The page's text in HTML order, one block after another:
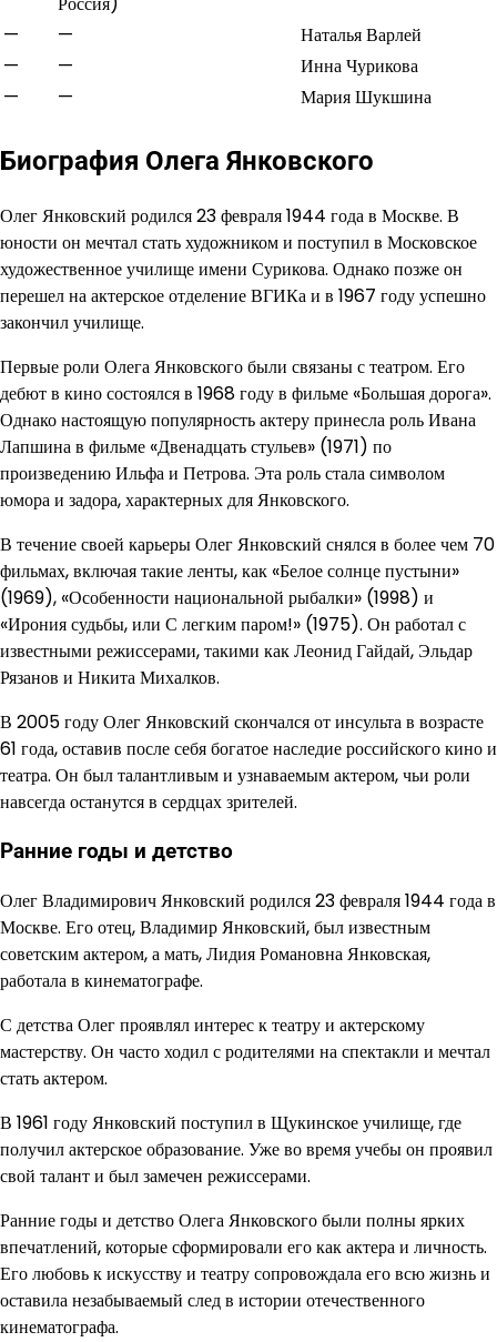
—
—
Наталья Варлей
—
—
Инна Чурикова
—
— Мария Шукшина
Биография Олега Янковского
Олег Янковский родился 23 февраля 1944 года в Москве. В
юности он мечтал стать художником и поступил в Московское
художественное училище имени Сурикова. Однако позже он
перешел на актерское отделение ВГИКа и в 1967 году успешно
закончил училище.
Первые роли Олега Янковского были связаны с театром. Его
дебют в кино состоялся в 1968 году в фильме «Большая дорога».
Однако настоящую популярность актеру принесла роль Ивана
Лапшина в фильме «Двенадцать стульев» (1971) по
произведению Ильфа и Петрова. Эта роль стала символом
юмора и задора, характерных для Янковского.
В течение своей карьеры Олег Янковский снялся в более чем 70
фильмах, включая такие ленты, как «Белое солнце пустыни»
(1969), «Особенности национальной рыбалки» (1998) и
«Ирония судьбы, или С легким паром!» (1975). Он работал с
известными режиссерами, такими как Леонид Гайдай, Эльдар
Рязанов и Никита Михалков.
В 2005 году Олег Янковский скончался от инсульта в возрасте
61 года, оставив после себя богатое наследие российского кино и
театра. Он был талантливым и узнаваемым актером, чьи роли
навсегда останутся в сердцах зрителей.
Ранние годы и детство
Олег Владимирович Янковский родился 23 февраля 1944 года в
Москве. Его отец, Владимир Янковский, был известным
советским актером, а мать, Лидия Романовна Янковская,
работала в кинематографе.
С детства Олег проявлял интерес к театру и актерскому
мастерству. Он часто ходил с родителями на спектакли и мечтал
стать актером.
В 1961 году Янковский поступил в Щукинское училище, где
получил актерское образование. Уже во время учебы он проявил
свой талант и был замечен режиссерами.
Ранние годы и детство Олега Янковского были полны ярких
впечатлений, которые сформировали его как актера и личность.
Его любовь к искусству и театру сопровождала его всю жизнь и
оставила незабываемый след в истории отечественного
кинематографа.